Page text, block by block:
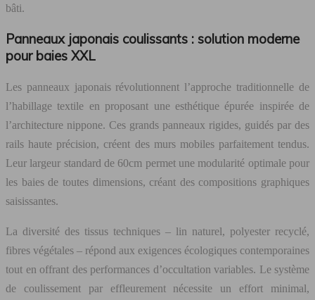
bâti.
Panneaux japonais coulissants : solution moderne
pour baies XXL
Les panneaux japonais révolutionnent l’approche traditionnelle de
l’habillage textile en proposant une esthétique épurée inspirée de
l’architecture nippone. Ces grands panneaux rigides, guidés par des
rails haute précision, créent des murs mobiles parfaitement tendus.
Leur largeur standard de 60cm permet une modularité optimale pour
les baies de toutes dimensions, créant des compositions graphiques
saisissantes.
La diversité des tissus techniques – lin naturel, polyester recyclé,
fibres végétales – répond aux exigences écologiques contemporaines
tout en offrant des performances d’occultation variables. Le système
de coulissement par effleurement nécessite un effort minimal,